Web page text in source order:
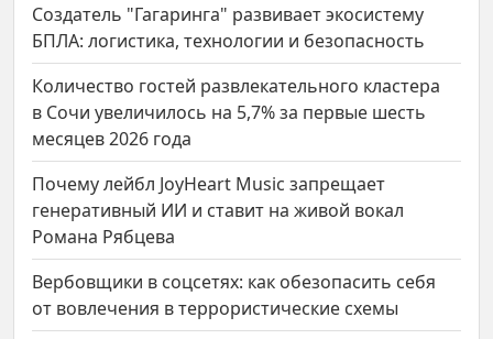
Создатель "Гагаринга" развивает экосистему
БПЛА: логистика, технологии и безопасность
Количество гостей развлекательного кластера
в Сочи увеличилось на 5,7% за первые шесть
месяцев 2026 года
Почему лейбл JoyHeart Music запрещает
генеративный ИИ и ставит на живой вокал
Романа Рябцева
Вербовщики в соцсетях: как обезопасить себя
от вовлечения в террористические схемы